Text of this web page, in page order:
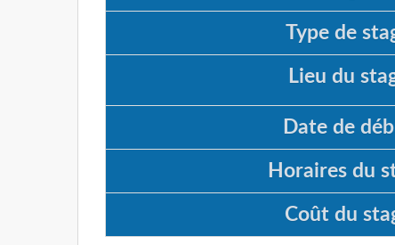
Type de
Lieu du
Date de
Horaires du
Coût du